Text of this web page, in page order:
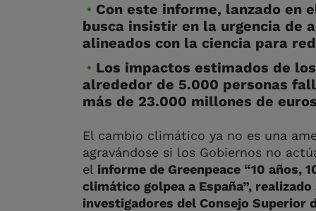
Con este informe, lanzado en
busca insistir en la urgencia de
alineados con la ciencia para
Los impactos estimados de
alrededor de 5.000 personas
más de 23.000 millones de
El cambio climático ya no es una
agravándose si los Gobiernos no
el informe de Greenpeace “10 años,
climático golpea a España”,
investigadores del Consejo Superior